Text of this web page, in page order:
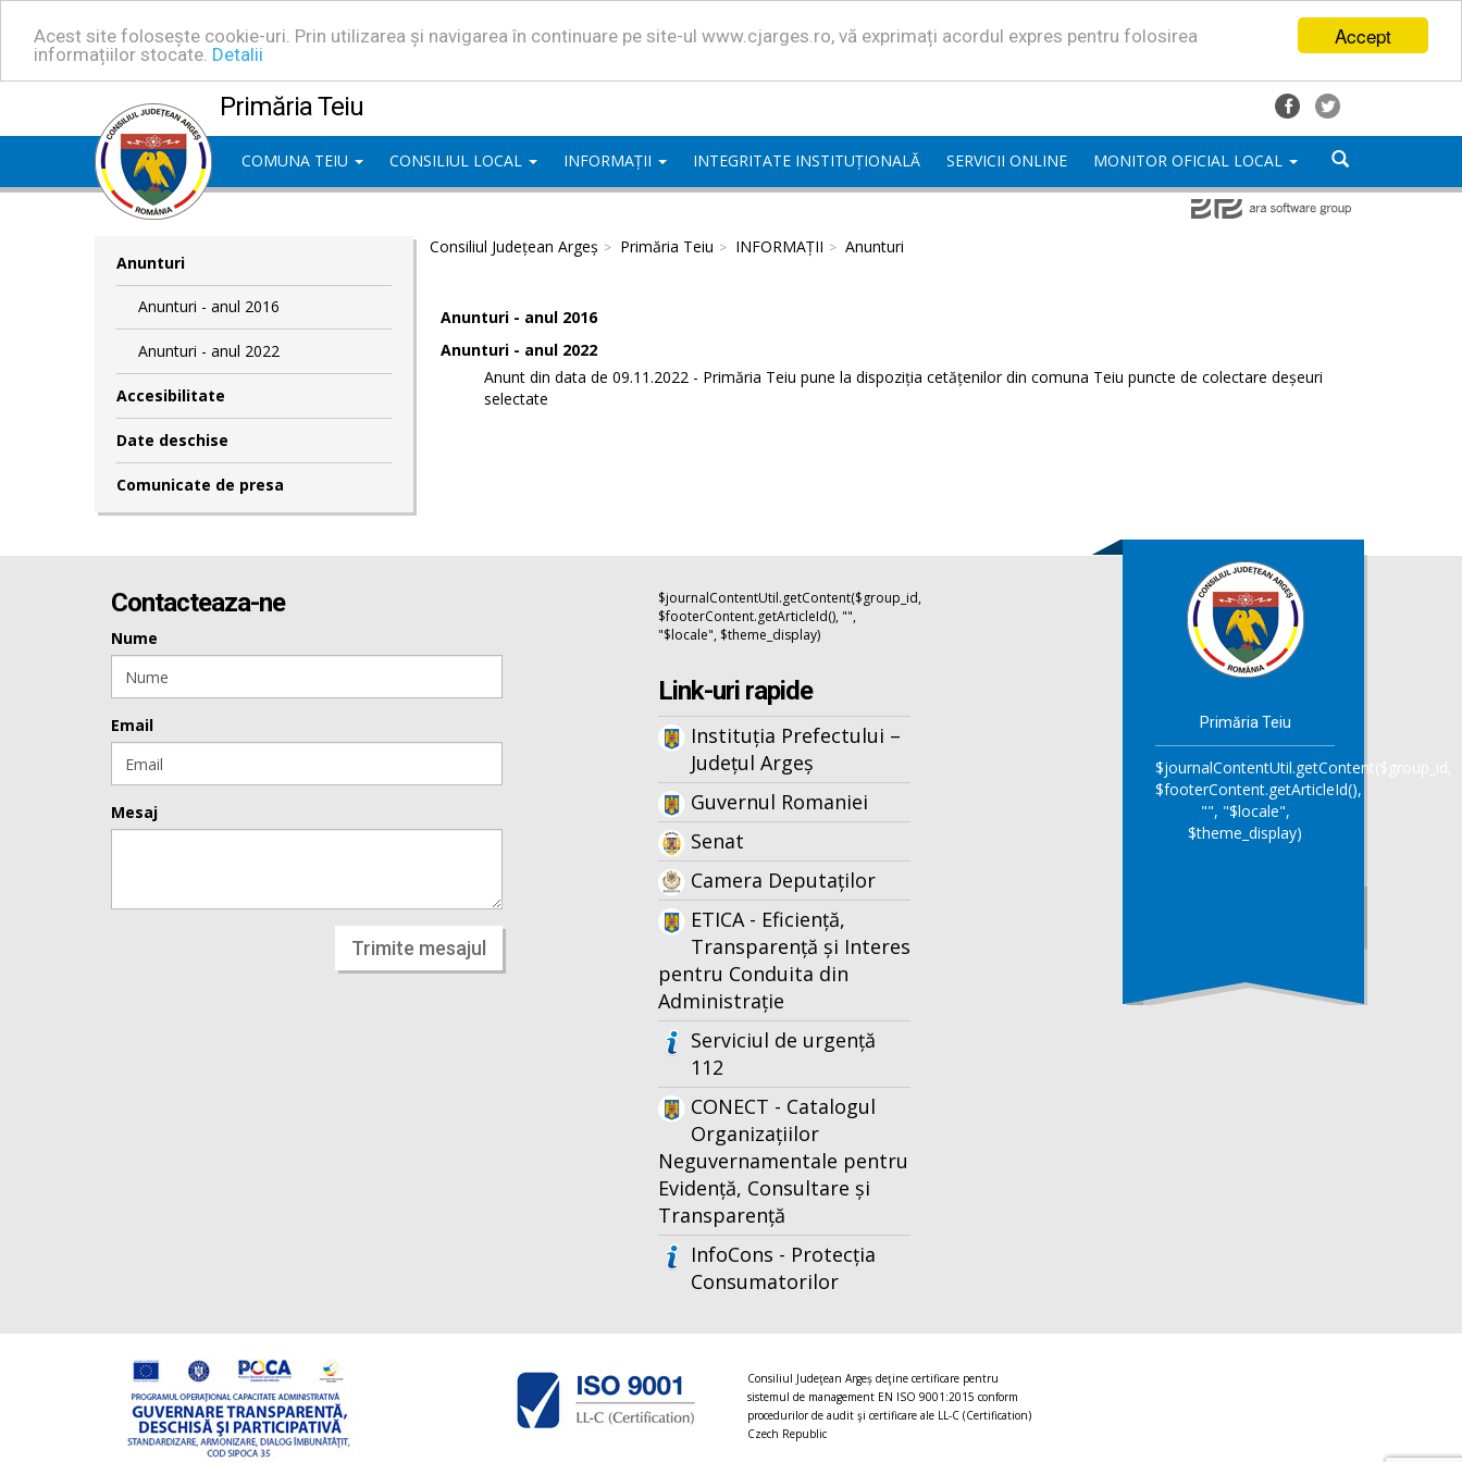
Accept
Acest site folosește cookie-uri. Prin utilizarea și navigarea în continuare pe site-ul www.cjarges.ro, vă exprimați acordul expres pentru folosirea
informațiilor stocate. Detalii
Primăria Teiu
COMUNA TEIU CONSILIUL LOCAL INFORMAȚII INTEGRITATE INSTITUȚIONALĂ SERVICII ONLINE MONITOR OFICIAL LOCAL
Anunturi
Anunturi - anul 2016
Anunturi - anul 2022
Accesibilitate
Date deschise
Comunicate de presa
Consiliul Județean Argeș Primăria Teiu INFORMAȚII Anunturi
Anunturi - anul 2016
Anunturi - anul 2022
Anunt din data de 09.11.2022 - Primăria Teiu pune la dispoziția cetățenilor din comuna Teiu puncte de colectare deșeuri
selectate
Contacteaza-ne
Nume
Email
Mesaj
Trimite mesajul
$journalContentUtil.getContent($group_id,
$footerContent.getArticleId(), "",
"$locale", $theme_display)
Link-uri rapide
Instituția Prefectului –
Județul Argeș
Guvernul Romaniei
Senat
Camera Deputaților
ETICA - Eficiență,
Transparență și Interes
pentru Conduita din
Administrație
Serviciul de urgență
112
CONECT - Catalogul
Organizațiilor
Neguvernamentale pentru
Evidență, Consultare și
Transparență
InfoCons - Protecția
Consumatorilor
Primăria Teiu
$journalContentUtil.getContent($group_id,
$footerContent.getArticleId(),
"", "$locale",
$theme_display)
Consiliul Judeţean Argeș deţine certificare pentru
sistemul de management EN ISO 9001:2015 conform
procedurilor de audit şi certificare ale LL-C (Certification)
Czech Republic